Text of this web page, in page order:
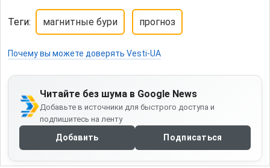
Теги: магнитные бури прогноз
Почему вы можете доверять Vesti-UA
Читайте без шума в Google News
Добавьте в источники для быстрого доступа и
подпишитесь на ленту
Добавить Подписаться